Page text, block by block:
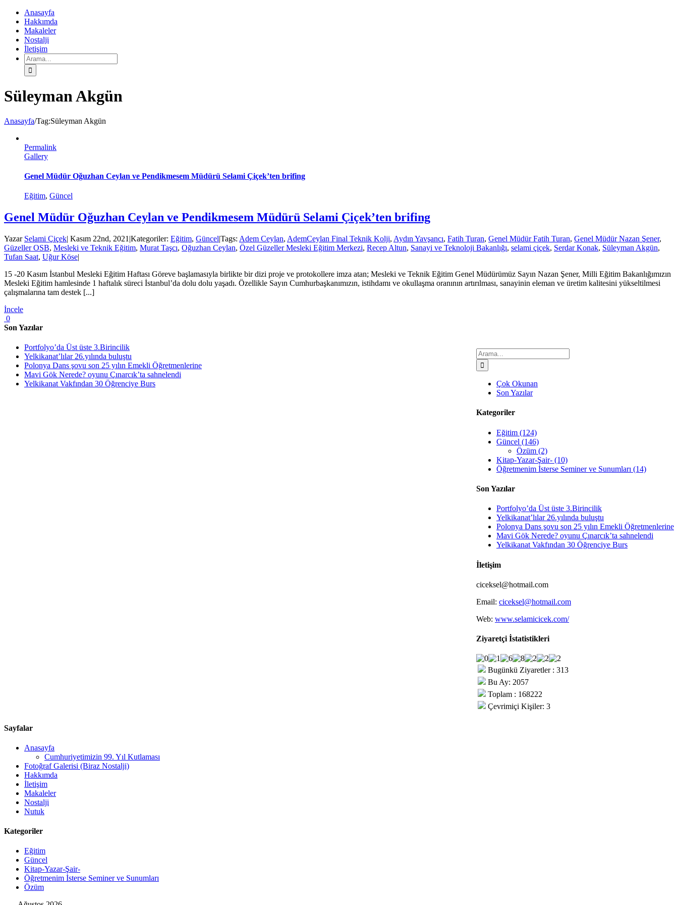
Toggle
SlidingBar
Area
Anasayfa
Hakkımda
Makaleler
Nostalji
İletişim
Süleyman Akgün
Anasayfa/Tag:Süleyman Akgün
Permalink
Gallery
Genel Müdür Oğuzhan Ceylan ve Pendikmesem Müdürü Selami Çiçek’ten brifing
Eğitim, Güncel
Genel Müdür Oğuzhan Ceylan ve Pendikmesem Müdürü Selami Çiçek’ten brifing
Yazar Selami Çiçek| Kasım 22nd, 2021 |Kategoriler: Eğitim, Güncel|Tags: Adem Ceylan, AdemCeylan Final Teknik Kolji, Aydın Yavşancı, Fatih Turan, Genel Müdür Fatih Turan, Genel Müdür Nazan Şener,
Güzeller OSB, Mesleki ve Teknik Eğitim, Murat Taşcı, Oğuzhan Ceylan, Özel Güzeller Mesleki Eğitim Merkezi, Recep Altun, Sanayi ve Teknoloji Bakanlığı, selami çiçek, Serdar Konak, Süleyman Akgün,
Tufan Saat, Uğur Köse|
15 -20 Kasım İstanbul Mesleki Eğitim Haftası Göreve başlamasıyla birlikte bir dizi proje ve protokollere imza atan; Mesleki ve Teknik Eğitim Genel Müdürümüz Sayın Nazan Şener, Milli Eğitim Bakanlığımızın
Mesleki Eğitim hamlesinde 1 haftalık süreci İstanbul’da dolu dolu yaşadı. Özellikle Sayın Cumhurbaşkanımızın, istihdamı ve okullaşma oranının artırılması, sanayinin eleman ve üretim kalitesini yükseltilmesi
çalışmalarına tam destek [...]
İncele
0
Çok Okunan
Son Yazılar
Kategoriler
Eğitim (124)
Güncel (146)
Özüm (2)
Kitap-Yazar-Şair- (10)
Öğretmenim İsterse Seminer ve Sunumları (14)
Son Yazılar
Portfolyo’da Üst üste 3.Birincilik
Yelkikanat’lılar 26.yılında buluştu
Polonya Dans şovu son 25 yılın Emekli Öğretmenlerine
Mavi Gök Nerede? oyunu Çınarcık’ta sahnelendi
Yelkikanat Vakfından 30 Öğrenciye Burs
İletişim
ciceksel@hotmail.com
Email: ciceksel@hotmail.com
Web: www.selamicicek.com/
Ziyaretçi İstatistikleri
Bugünkü Ziyaretler : 313
Bu Ay: 2057
Toplam : 168222
Çevrimiçi Kişiler: 3
Son Yazılar
Portfolyo’da Üst üste 3.Birincilik
Yelkikanat’lılar 26.yılında buluştu
Polonya Dans şovu son 25 yılın Emekli Öğretmenlerine
Mavi Gök Nerede? oyunu Çınarcık’ta sahnelendi
Yelkikanat Vakfından 30 Öğrenciye Burs
Sayfalar
Anasayfa
Cumhuriyetimizin 99. Yıl Kutlaması
Fotoğraf Galerisi (Biraz Nostalji)
Hakkımda
İletişim
Makaleler
Nostalji
Nutuk
Kategoriler
Eğitim
Güncel
Kitap-Yazar-Şair-
Öğretmenim İsterse Seminer ve Sunumları
Özüm